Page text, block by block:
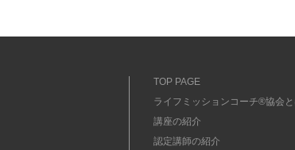
TOP PAGE
ライフミッションコーチ®協会と
講座の紹介
認定講師の紹介